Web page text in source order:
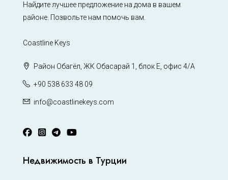
Найдите лучшее предложение на дома в вашем
районе. Позвольте нам помочь вам.
Coastline Keys
Район Обагёл, ЖК Обасарай 1, блок Е, офис 4/А
+90 538 633 48 09
info@coastlinekeys.com
Недвижимость в Турции